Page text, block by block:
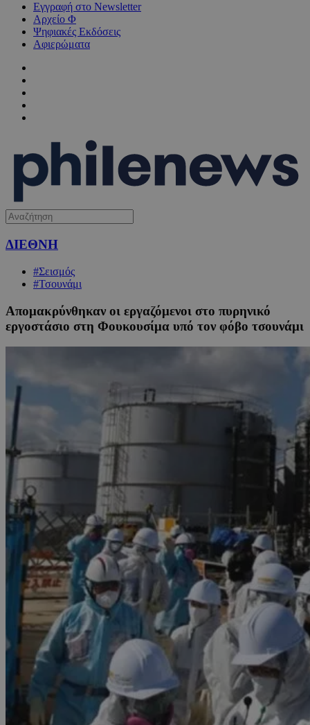
Εγγραφή στο Newsletter
Αρχείο Φ
Ψηφιακές Εκδόσεις
Αφιερώματα
ΔΙΕΘΝΗ
#Σεισμός
#Τσουνάμι
Απομακρύνθηκαν οι εργαζόμενοι στο πυρηνικό
εργοστάσιο στη Φουκουσίμα υπό τον φόβο τσουνάμι